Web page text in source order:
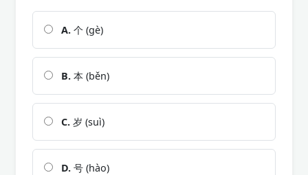
A. 个 (gè)
B. 本 (běn)
C. 岁 (suì)
D. 号 (hào)